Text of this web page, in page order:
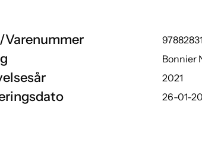
Varenummer
Bonnier
2021
26-01-